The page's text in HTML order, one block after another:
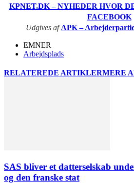
KPNET.DK – NYHEDER HVOR
FACEBOOK
Udgives afAPK –
EMNER
Arbejdsplads
RELATEREDE ARTIKLERMERE
SAS bliver et datterselskab
og den franske stat